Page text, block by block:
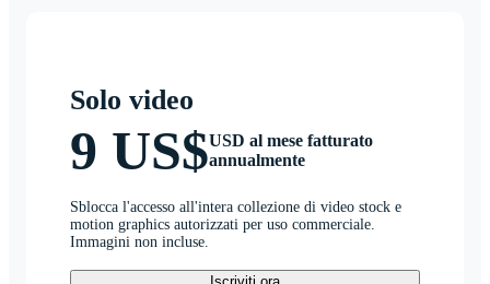
Solo video
9 US$USD al mese fatturato
annualmente
Sblocca l'accesso all'intera collezione di video stock e
motion graphics autorizzati per uso commerciale.
Immagini non incluse.